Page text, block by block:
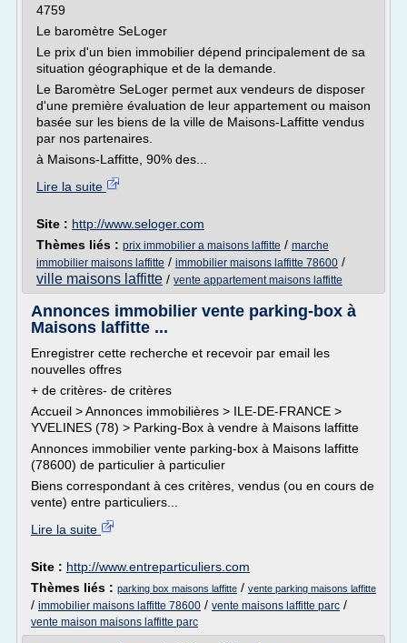
4759
Le baromètre SeLoger
Le prix d'un bien immobilier dépend principalement de sa
situation géographique et de la demande.
Le Baromètre SeLoger permet aux vendeurs de disposer
d'une première évaluation de leur appartement ou maison
basée sur les biens de la ville de Maisons-Laffitte vendus
par nos partenaires.
à Maisons-Laffitte, 90% des...
Lire la suite
Site : http://www.seloger.com
Thèmes liés : prix immobilier a maisons laffitte / marche
immobilier maisons laffitte / immobilier maisons laffitte 78600 /
ville maisons laffitte / vente appartement maisons laffitte
Annonces immobilier vente parking-box à
Maisons laffitte ...
Enregistrer cette recherche et recevoir par email les
nouvelles offres
+ de critères- de critères
Accueil > Annonces immobilières > ILE-DE-FRANCE >
YVELINES (78) > Parking-Box à vendre à Maisons laffitte
Annonces immobilier vente parking-box à Maisons laffitte
(78600) de particulier à particulier
Biens correspondant à ces critères, vendus (ou en cours de
vente) entre particuliers...
Lire la suite
Site : http://www.entreparticuliers.com
Thèmes liés : parking box maisons laffitte / vente parking maisons laffitte
/ immobilier maisons laffitte 78600 / vente maisons laffitte parc /
vente maison maisons laffitte parc